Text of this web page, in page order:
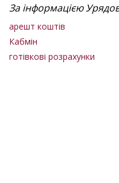
За інформацією
арешт коштів
Кабмін
готівкові розрахунки